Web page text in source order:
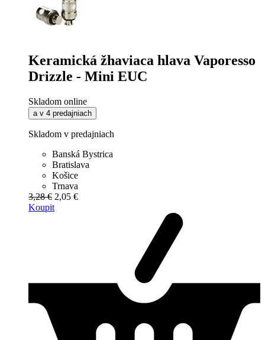
Keramická žhaviaca hlava Vaporesso
Drizzle - Mini EUC
Skladom online
a v 4 predajniach
Skladom v predajniach
Banská Bystrica
Bratislava
Košice
Trnava
3,28 € 2,05 €
Koupit